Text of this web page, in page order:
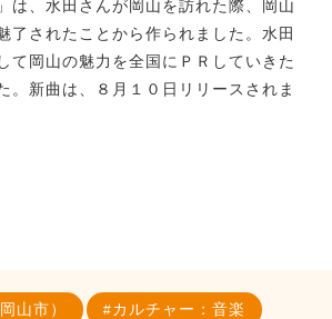
は、水田さんが岡山を訪れた際、岡山
了されたことから作られました。水田
て岡山の魅力を全国にＰＲしていきた
。新曲は、８月１０日リリースされま
山市） カルチャー：音楽